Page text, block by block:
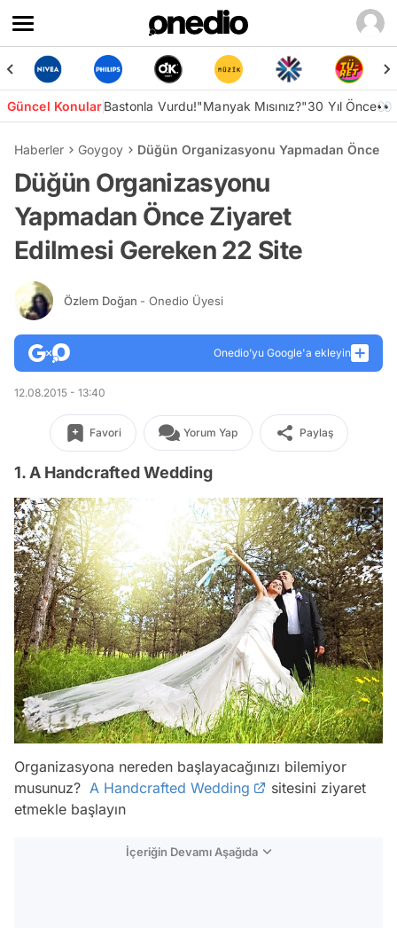
Güncel KonularBastonla Vurdu!"Manyak Mısınız?"30 Yıl Önce👀
Haberler Goygoy Düğün Organizasyonu Yapmadan Önce
Düğün Organizasyonu
Yapmadan Önce Ziyaret
Edilmesi Gereken 22 Site
Özlem Doğan - Onedio Üyesi
Onedio’yu Google'a ekleyin
12.08.2015 - 13:40
Favori Yorum Yap Paylaş
1. A Handcrafted Wedding
Organizasyona nereden başlayacağınızı bilemiyor
musunuz? A Handcrafted Wedding
sitesini ziyaret
etmekle başlayın
İçeriğin Devamı Aşağıda